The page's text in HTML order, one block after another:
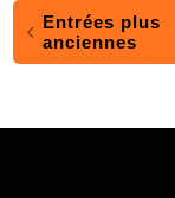
Entrées plus
anciennes